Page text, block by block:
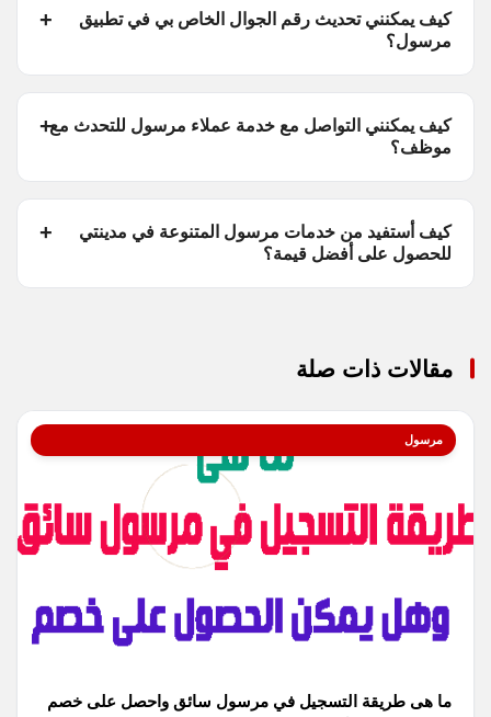
كيف يمكنني تحديث رقم الجوال الخاص بي في تطبيق
مرسول؟
كيف يمكنني التواصل مع خدمة عملاء مرسول للتحدث مع
موظف؟
كيف أستفيد من خدمات مرسول المتنوعة في مدينتي
للحصول على أفضل قيمة؟
مقالات ذات صلة
مرسول
ما هى طريقة التسجيل في مرسول سائق واحصل على خصم